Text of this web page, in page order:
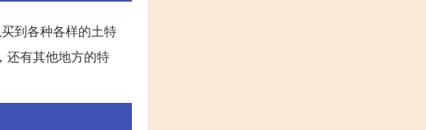
到各种各样的土特
还有其他地方的特